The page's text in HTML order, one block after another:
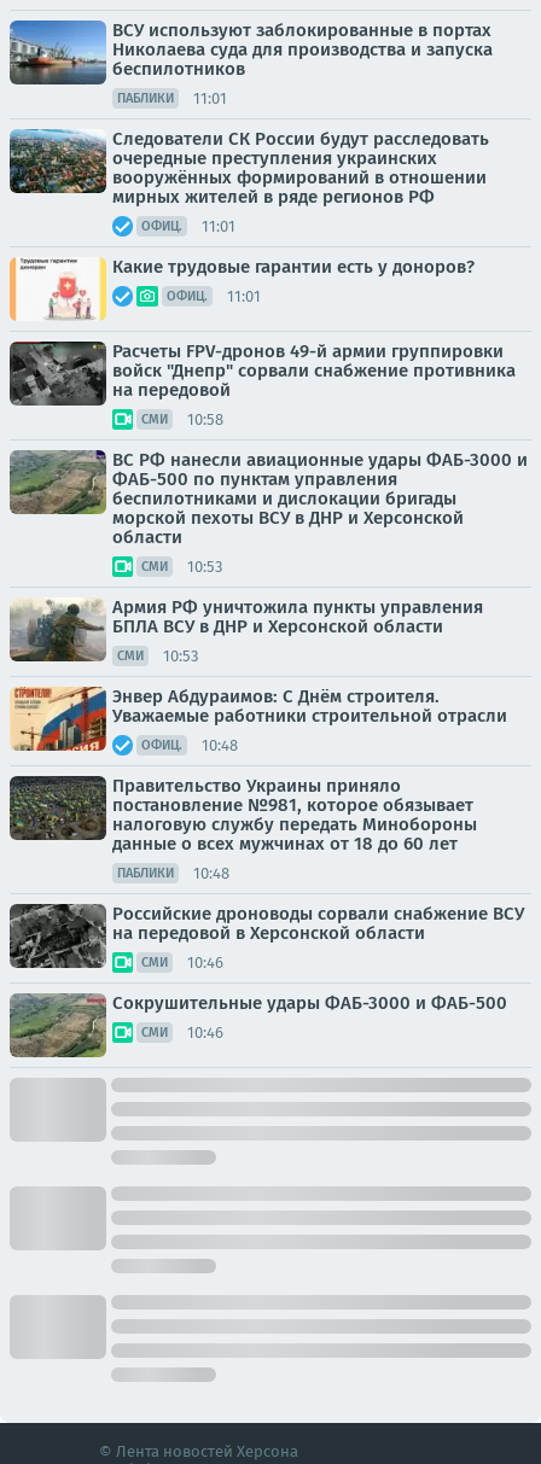
ВСУ используют заблокированные в портах
Николаева суда для производства и запуска
беспилотников
ПАБЛИКИ 11:01
Следователи СК России будут расследовать
очередные преступления украинских
вооружённых формирований в отношении
мирных жителей в ряде регионов РФ
ОФИЦ. 11:01
Какие трудовые гарантии есть у доноров?
ОФИЦ. 11:01
Расчеты FPV-дронов 49-й армии группировки
войск "Днепр" сорвали снабжение противника
на передовой
СМИ 10:58
ВС РФ нанесли авиационные удары ФАБ-3000 и
ФАБ-500 по пунктам управления
беспилотниками и дислокации бригады
морской пехоты ВСУ в ДНР и Херсонской
области
СМИ 10:53
Армия РФ уничтожила пункты управления
БПЛА ВСУ в ДНР и Херсонской области
СМИ 10:53
Энвер Абдураимов: С Днём строителя.
Уважаемые работники строительной отрасли
ОФИЦ. 10:48
Правительство Украины приняло
постановление №981, которое обязывает
налоговую службу передать Минобороны
данные о всех мужчинах от 18 до 60 лет
ПАБЛИКИ 10:48
Российские дроноводы сорвали снабжение ВСУ
на передовой в Херсонской области
СМИ 10:46
Сокрушительные удары ФАБ-3000 и ФАБ-500
СМИ 10:46
© Лента новостей Херсона